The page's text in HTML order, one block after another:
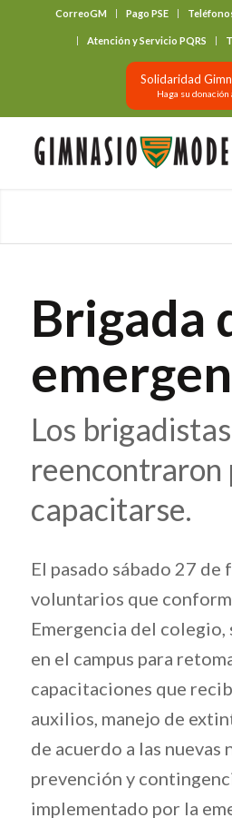
CorreoGM Pago PSE
Atención y Servicio PQRS
Solidaridad
Haga su donación
Brigada
Los
reencontraron
capacitarse.
El pasado sábado 27 de
voluntarios que
Emergencia del
en el campus para
capacitaciones que
auxilios, manejo de
de acuerdo a las nuevas
prevención y
implementado por la